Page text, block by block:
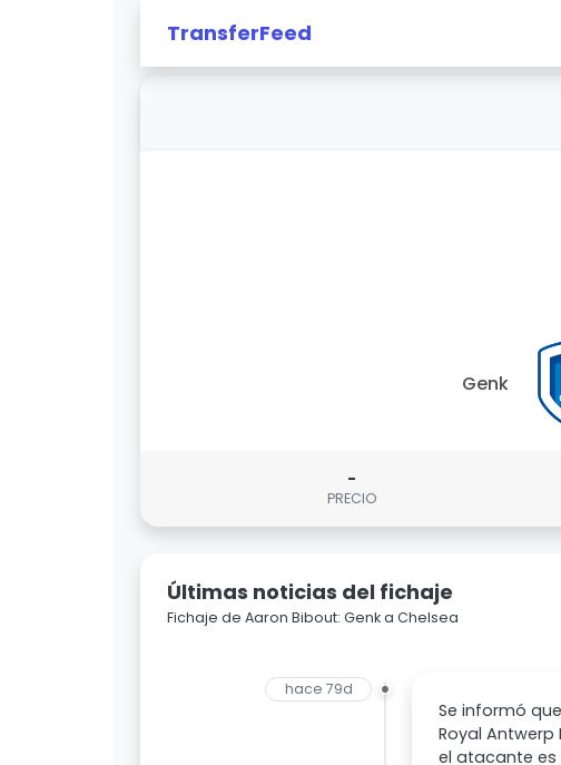
TransferFeed
Genk
-
PRECIO
Últimas noticias del fichaje
Fichaje de Aaron Bibout: Genk a Chelsea
hace 79d
Se informó
Royal Antwerp
el atacante es